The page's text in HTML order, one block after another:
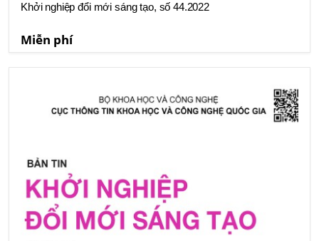
Khởi nghiệp đổi mới sáng tạo, số 44.2022
Miễn phí